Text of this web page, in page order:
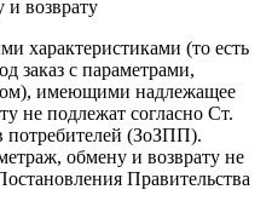
возврату
характеристиками (то есть
заказ с параметрами,
имеющими надлежащее
не подлежат согласно Ст.
потребителей (ЗоЗПП).
обмену и возврату не
Правительства